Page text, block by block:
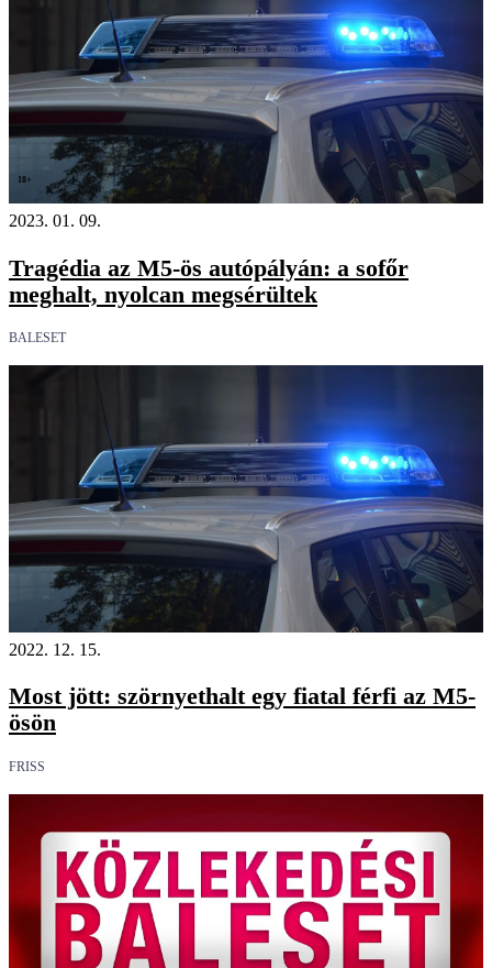
18+
2023. 01. 09.
Tragédia az M5-ös autópályán: a sofőr
meghalt, nyolcan megsérültek
BALESET
2022. 12. 15.
Most jött: szörnyethalt egy fiatal férfi az M5-
ösön
FRISS